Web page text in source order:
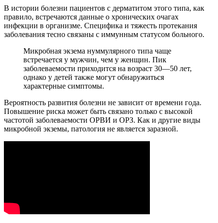
В истории болезни пациентов с дерматитом этого типа, как
правило, встречаются данные о хронических очагах
инфекции в организме. Специфика и тяжесть протекания
заболевания тесно связаны с иммунным статусом больного.
Микробная экзема нуммулярного типа чаще
встречается у мужчин, чем у женщин. Пик
заболеваемости приходится на возраст 30—50 лет,
однако у детей также могут обнаружиться
характерные симптомы.
Вероятность развития болезни не зависит от времени года.
Повышение риска может быть связано только с высокой
частотой заболеваемости ОРВИ и ОРЗ. Как и другие виды
микробной экземы, патология не является заразной.